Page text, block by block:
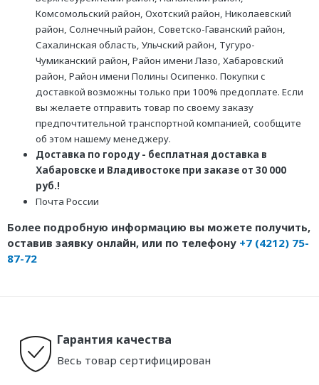
Комсомольский район, Охотский район, Николаевский
район, Солнечный район, Советско-Гаванский район,
Сахалинская область, Ульчский район, Тугуро-
Чумиканский район, Район имени Лазо, Хабаровский
район, Район имени Полины Осипенко. Покупки с
доставкой возможны только при 100% предоплате. Если
вы желаете отправить товар по своему заказу
предпочтительной транспортной компанией, сообщите
об этом нашему менеджеру.
Доставка по городу - бесплатная доставка в
Хабаровске и Владивостоке при заказе от 30 000
руб.!
Почта России
Более подробную информацию вы можете получить,
оставив заявку онлайн, или по телефону +7 (4212) 75-
87-72
Гарантия качества
Весь товар сертифицирован